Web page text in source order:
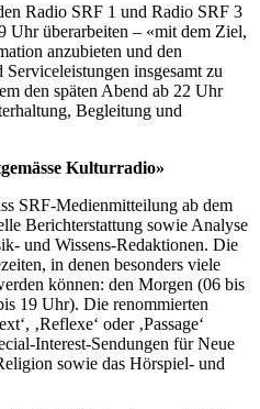
Radio SRF 1 und Radio SRF 3
Uhr überarbeiten – «mit dem Ziel,
anzubieten und den
insgesamt zu
den späten Abend ab 22 Uhr
Begleitung und
Kulturradio»
SRF-Medienmitteilung ab dem
Berichterstattung sowie Analyse
und Wissens-Redaktionen. Die
in denen besonders viele
können: den Morgen (06 bis
19 Uhr). Die renommierten
‚Reflexe‘ oder ‚Passage‘
Interest-Sendungen für Neue
sowie das Hörspiel- und